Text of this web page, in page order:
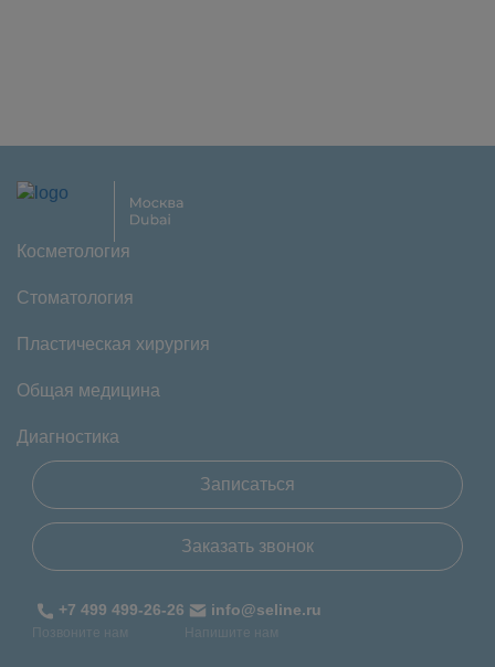
Косметология
Стоматология
Пластическая хирургия
Общая медицина
Диагностика
Записаться
Заказать звонок
+7 499 499-26-26
Позвоните нам
info@seline.ru
Напишите нам